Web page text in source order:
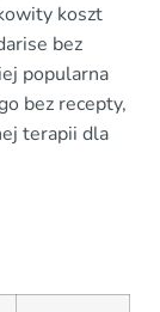
koszt
bez
popularna
bez recepty,
terapii dla